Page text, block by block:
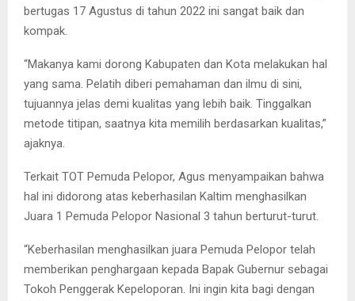
bertugas 17 Agustus di tahun 2022 ini sangat baik dan
kompak.
“Makanya kami dorong Kabupaten dan Kota melakukan hal
yang sama. Pelatih diberi pemahaman dan ilmu di sini,
tujuannya jelas demi kualitas yang lebih baik. Tinggalkan
metode titipan, saatnya kita memilih berdasarkan kualitas,”
ajaknya.
Terkait TOT Pemuda Pelopor, Agus menyampaikan bahwa
hal ini didorong atas keberhasilan Kaltim menghasilkan
Juara 1 Pemuda Pelopor Nasional 3 tahun berturut-turut.
“Keberhasilan menghasilkan juara Pemuda Pelopor telah
memberikan penghargaan kepada Bapak Gubernur sebagai
Tokoh Penggerak Kepeloporan. Ini ingin kita bagi dengan